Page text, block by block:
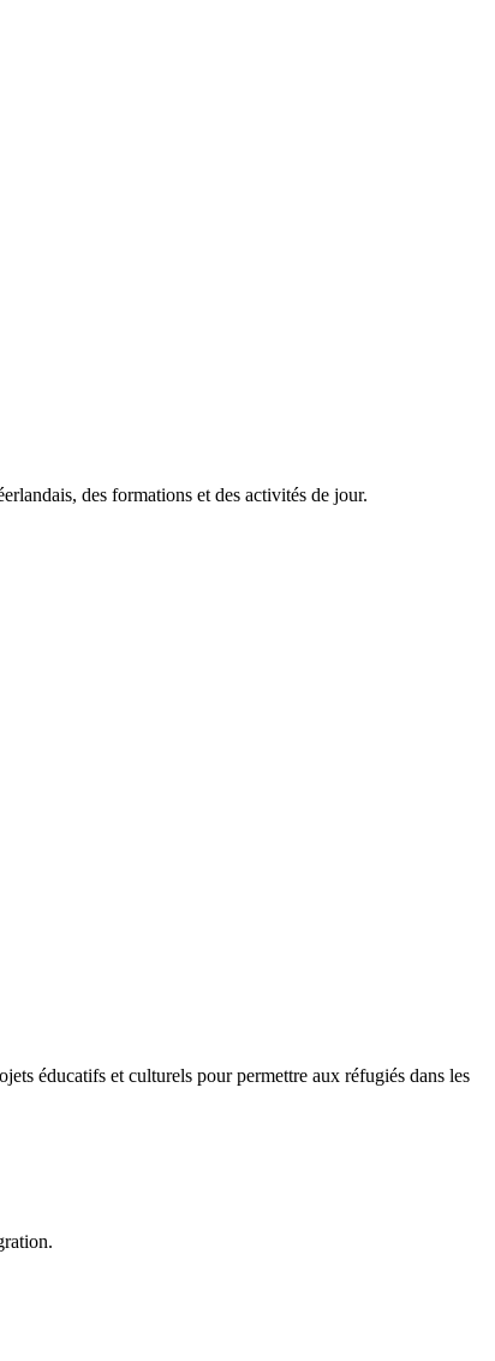
des formations et des activités de jour.
éducatifs et culturels pour permettre aux réfugiés dans les